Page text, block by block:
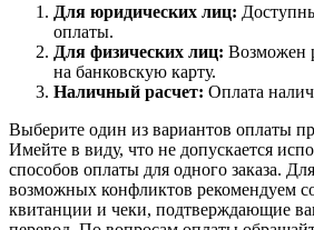
Для юридических лиц:
оплаты.
Для физических лиц: Возможен
на банковскую карту.
Наличный расчет: Оплата
Выберите один из вариантов оплаты
Имейте в виду, что не допускается
способов оплаты для одного заказа.
возможных конфликтов рекомендуем
квитанции и чеки, подтверждающие